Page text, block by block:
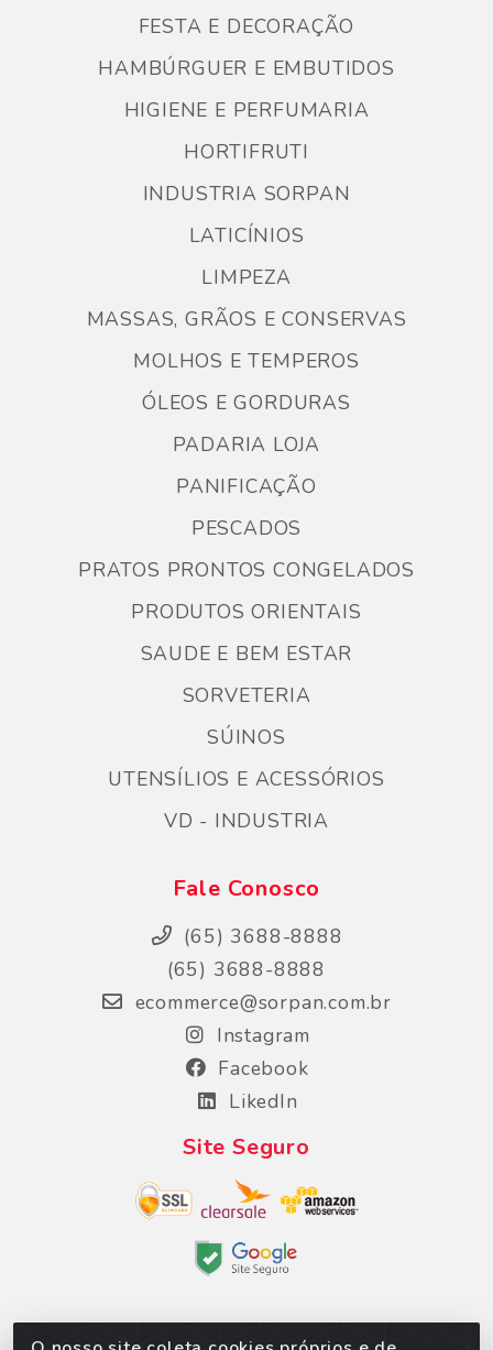
FESTA E DECORAÇÃO
HAMBÚRGUER E EMBUTIDOS
HIGIENE E PERFUMARIA
HORTIFRUTI
INDUSTRIA SORPAN
LATICÍNIOS
LIMPEZA
MASSAS, GRÃOS E CONSERVAS
MOLHOS E TEMPEROS
ÓLEOS E GORDURAS
PADARIA LOJA
PANIFICAÇÃO
PESCADOS
PRATOS PRONTOS CONGELADOS
PRODUTOS ORIENTAIS
SAUDE E BEM ESTAR
SORVETERIA
SÚINOS
UTENSÍLIOS E ACESSÓRIOS
VD - INDUSTRIA
Fale Conosco
(65) 3688-8888
(65) 3688-8888
ecommerce@sorpan.com.br
Instagram
Facebook
LikedIn
Site Seguro